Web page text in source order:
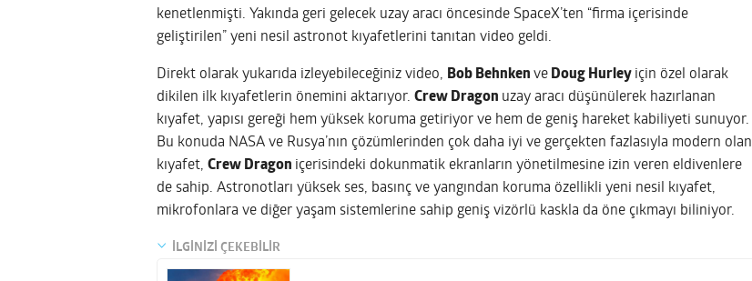
kenetlenmişti. Yakında geri gelecek uzay aracı öncesinde SpaceX’ten “firma içerisinde
geliştirilen” yeni nesil astronot kıyafetlerini tanıtan video geldi.
Direkt olarak yukarıda izleyebileceğiniz video, Bob Behnken ve Doug Hurley için özel olarak
dikilen ilk kıyafetlerin önemini aktarıyor. Crew Dragon uzay aracı düşünülerek hazırlanan
kıyafet, yapısı gereği hem yüksek koruma getiriyor ve hem de geniş hareket kabiliyeti sunuyor.
Bu konuda NASA ve Rusya’nın çözümlerinden çok daha iyi ve gerçekten fazlasıyla modern olan
kıyafet, Crew Dragon içerisindeki dokunmatik ekranların yönetilmesine izin veren eldivenlere
de sahip. Astronotları yüksek ses, basınç ve yangından koruma özellikli yeni nesil kıyafet,
mikrofonlara ve diğer yaşam sistemlerine sahip geniş vizörlü kaskla da öne çıkmayı biliniyor.
İLGİNİZİ ÇEKEBİLİR